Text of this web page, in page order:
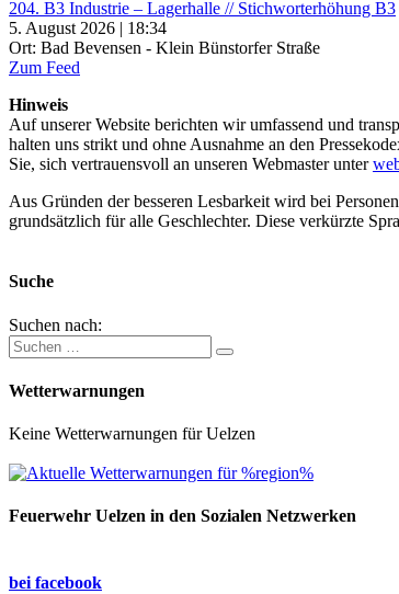
204. B3 Industrie – Lagerhalle // Stichworterhöhung B3
5. August 2026 | 18:34
Ort: Bad Bevensen - Klein Bünstorfer Straße
Zum Feed
Hinweis
Auf unserer Website berichten wir umfassend und
halten uns strikt und ohne Ausnahme an den
Sie, sich vertrauensvoll an unseren Webmaster unter
Aus Gründen der besseren Lesbarkeit wird bei
grundsätzlich für alle Geschlechter. Diese verkürzte
Suche
Suchen nach:
Wetterwarnungen
Keine Wetterwarnungen für Uelzen
Feuerwehr Uelzen in den Sozialen Netzwerken
bei facebook